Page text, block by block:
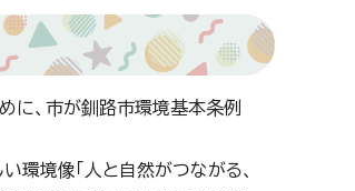
に、市が釧路市環境基本条例
環境像「人と自然がつながる、